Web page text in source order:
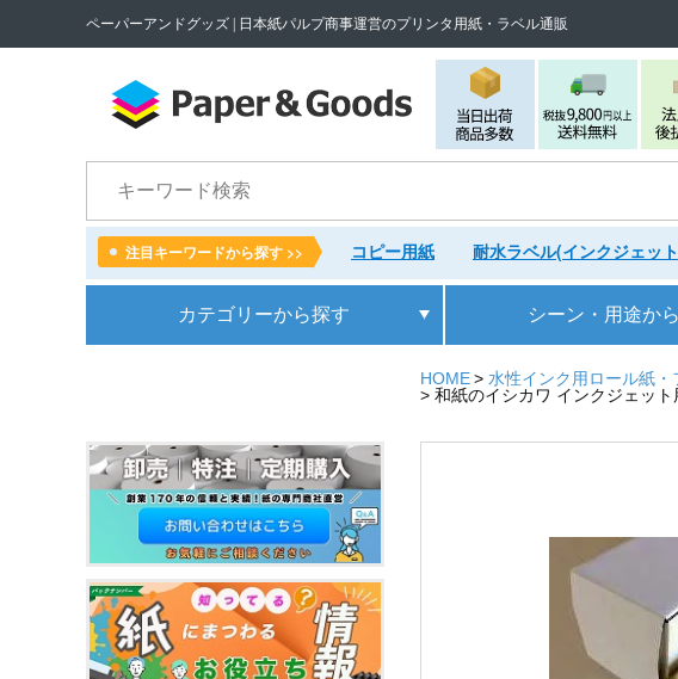
ペーパーアンドグッズ | 日本紙パルプ商事運営のプリンタ用紙・ラベル通販
注目キーワードから探す >> コピー用紙 耐水ラベル(インクジェッ
カテゴリーから探す シーン・用途か
HOME 水性インク用ロール紙・
和紙のイシカワ インクジェッ